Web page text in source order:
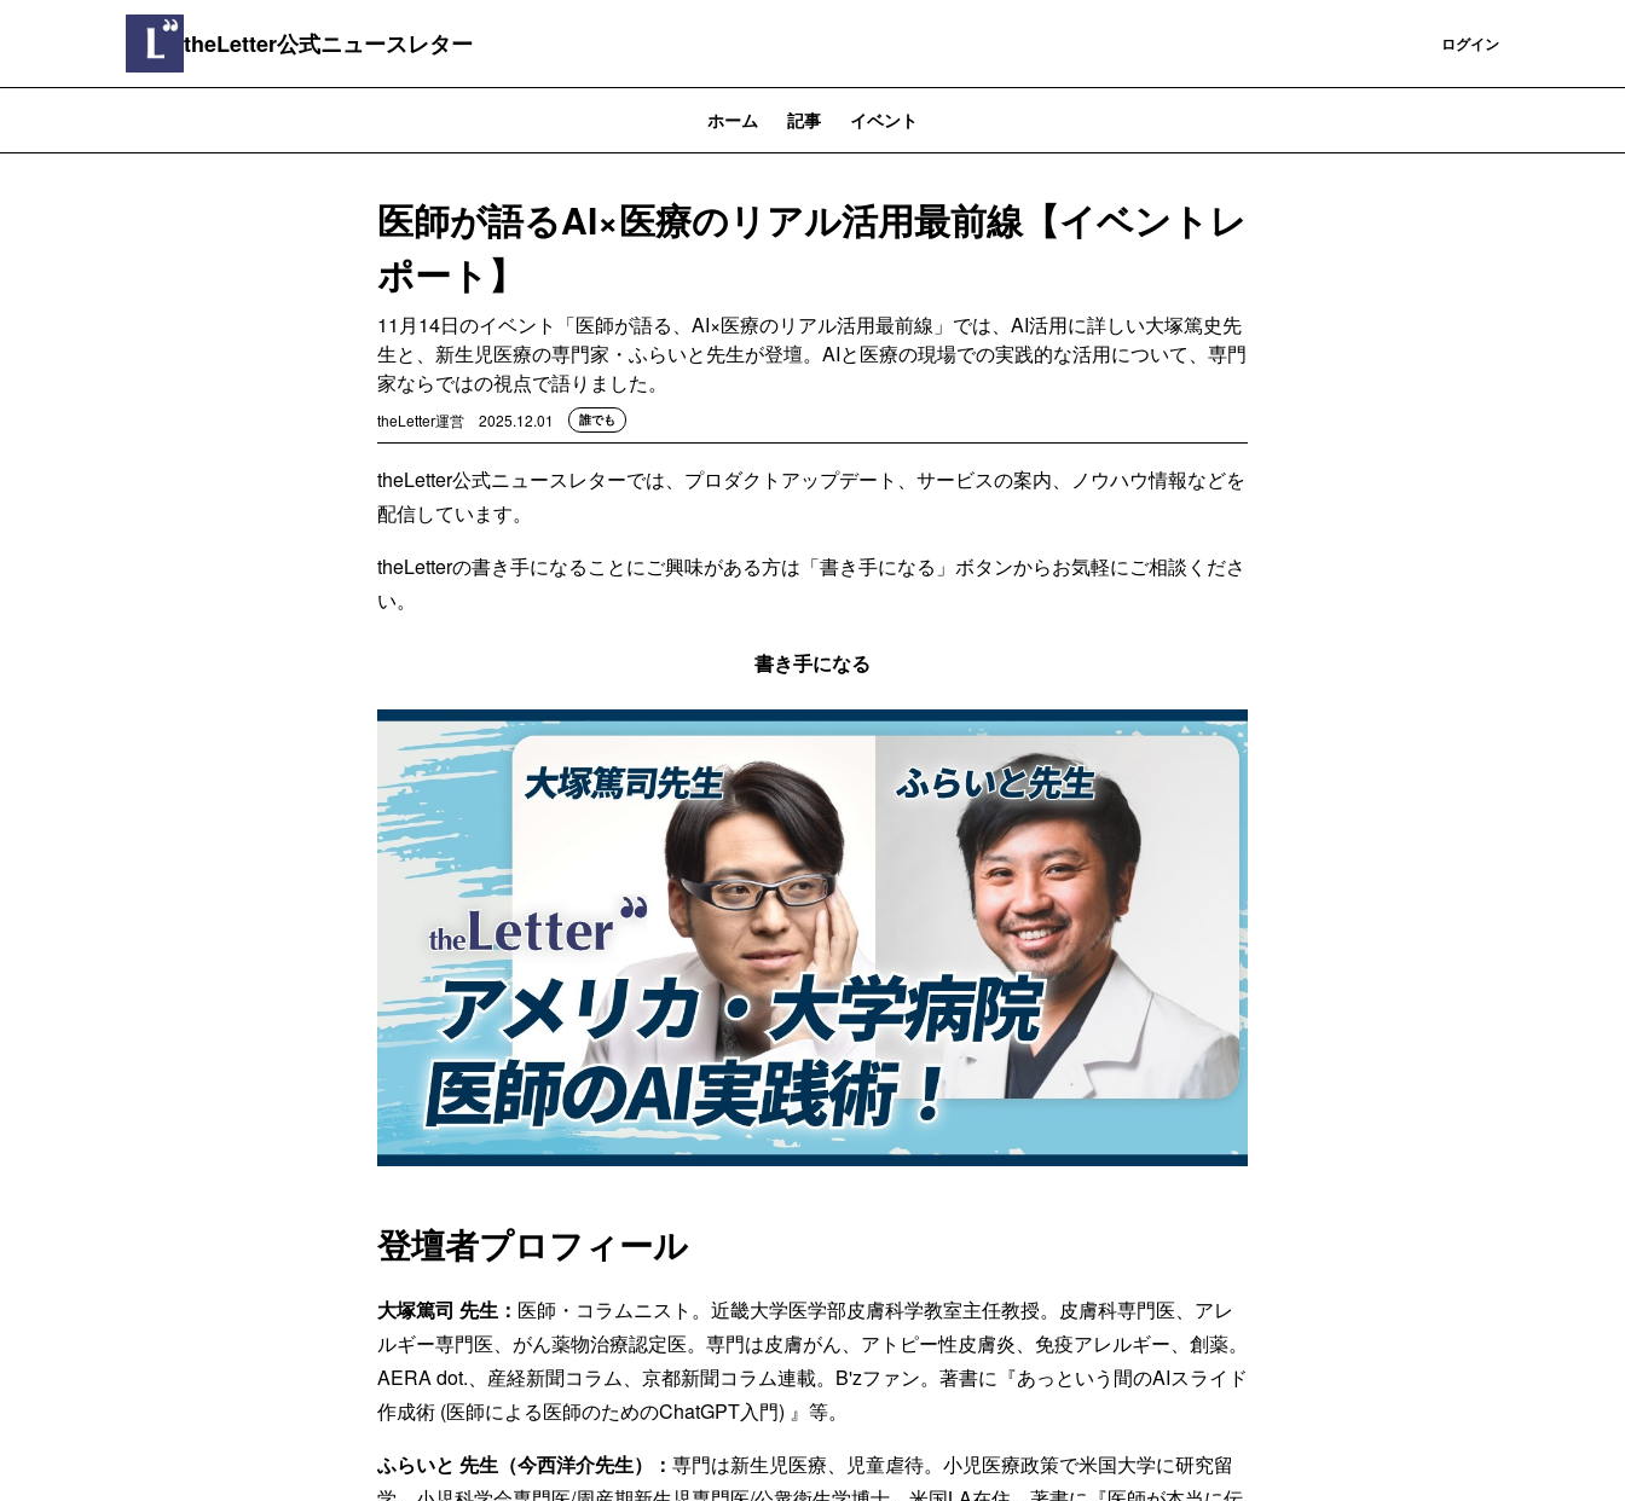
theLetter公式ニュースレター ログイン
ホーム 記事 イベント
医師が語るAI×医療のリアル活用最前線【イベントレ
ポート】
11月14日のイベント「医師が語る、AI×医療のリアル活用最前線」では、AI活用に詳しい大塚篤史先
生と、新生児医療の専門家・ふらいと先生が登壇。AIと医療の現場での実践的な活用について、専門
家ならではの視点で語りました。
theLetter運営 2025.12.01 誰でも
theLetter公式ニュースレターでは、プロダクトアップデート、サービスの案内、ノウハウ情報などを
配信しています。
theLetterの書き手になることにご興味がある方は「書き手になる」ボタンからお気軽にご相談くださ
い。
書き手になる
登壇者プロフィール
大塚篤司 先生： 医師・コラムニスト。近畿大学医学部皮膚科学教室主任教授。皮膚科専門医、アレ
ルギー専門医、がん薬物治療認定医。専門は皮膚がん、アトピー性皮膚炎、免疫アレルギー、創薬。
AERA dot.、産経新聞コラム、京都新聞コラム連載。B'zファン。著書に『あっという間のAIスライド
作成術 (医師による医師のためのChatGPT入門) 』等。
ふらいと 先生（今西洋介先生）： 専門は新生児医療、児童虐待。小児医療政策で米国大学に研究留